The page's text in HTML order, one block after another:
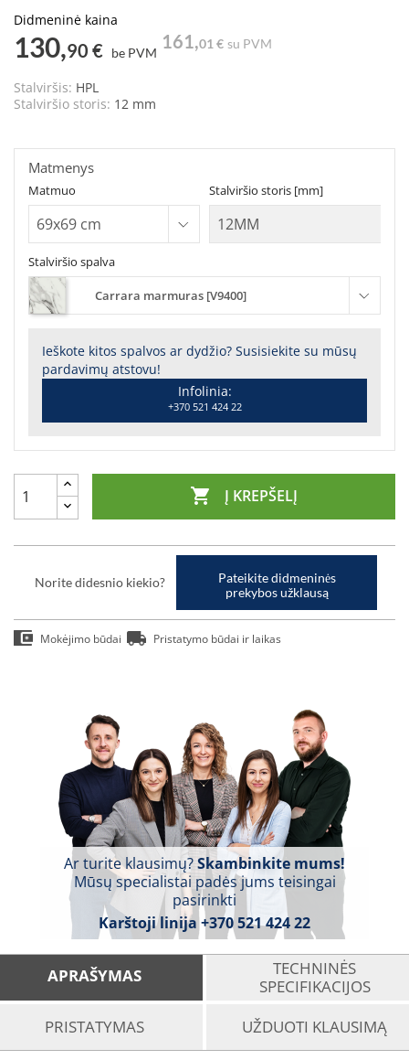
Didmeninė kaina
130,90 € be PVM
161,01 € su PVM
Stalviršis: HPL
Stalviršio storis: 12 mm
Stalviršio spalva
Carrara marmuras [V9400]
Ieškote kitos spalvos ar dydžio? Susisiekite su mūsų
pardavimų atstovu!
Infolinia:
+370 521 424 22
Matmuo Stalviršio storis [mm]
Matmenys
 Į KREPŠELĮ
Norite didesnio kiekio?
Pateikite didmeninės
prekybos užklausą
Mokėjimo būdai Pristatymo būdai ir laikas
Ar turite klausimų?Skambinkite mums!
Mūsų specialistai padės jums teisingai
pasirinkti
Karštoji linija +370 521 424 22
APRAŠYMAS
TECHNINĖS
SPECIFIKACIJOS
PRISTATYMAS
UŽDUOTI KLAUSIMĄ